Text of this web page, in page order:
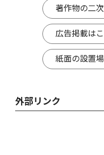
著作物の二
広告掲載は
紙面の設置
外部リンク